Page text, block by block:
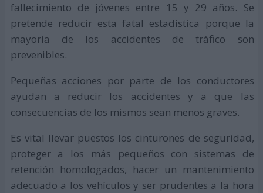
fallecimiento de jóvenes entre 15 y 29 años. Se
pretende reducir esta fatal estadística porque la
mayoría de los accidentes de tráfico son
prevenibles.
Pequeñas acciones por parte de los conductores
ayudan a reducir los accidentes y a que las
consecuencias de los mismos sean menos graves.
Es vital llevar puestos los cinturones de seguridad,
proteger a los más pequeños con sistemas de
retención homologados, hacer un mantenimiento
adecuado a los vehículos y ser prudentes a la hora